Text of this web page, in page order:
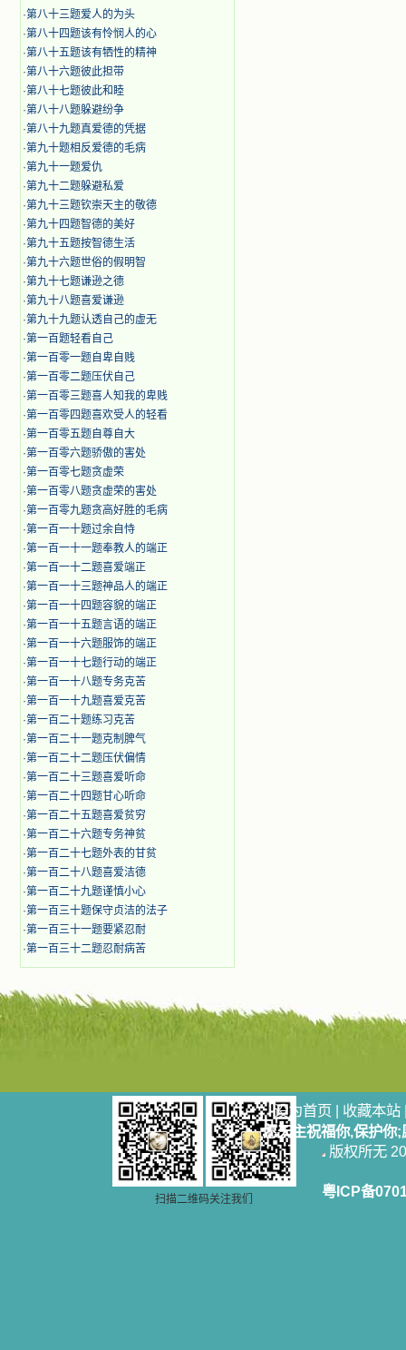
·第八十三题爱人的为头
·第八十四题该有怜悯人的心
·第八十五题该有牺性的精神
·第八十六题彼此担带
·第八十七题彼此和睦
·第八十八题躲避纷争
·第八十九题真爱德的凭据
·第九十题相反爱德的毛病
·第九十一题爱仇
·第九十二题躲避私爱
·第九十三题钦崇天主的敬德
·第九十四题智德的美好
·第九十五题按智德生活
·第九十六题世俗的假明智
·第九十七题谦逊之德
·第九十八题喜爱谦逊
·第九十九题认透自己的虚无
·第一百题轻看自己
·第一百零一题自卑自贱
·第一百零二题压伏自己
·第一百零三题喜人知我的卑贱
·第一百零四题喜欢受人的轻看
·第一百零五题自尊自大
·第一百零六题骄傲的害处
·第一百零七题贪虚荣
·第一百零八题贪虚荣的害处
·第一百零九题贪高好胜的毛病
·第一百一十题过余自恃
·第一百一十一题奉教人的端正
·第一百一十二题喜爱端正
·第一百一十三题神品人的端正
·第一百一十四题容貌的端正
·第一百一十五题言语的端正
·第一百一十六题服饰的端正
·第一百一十七题行动的端正
·第一百一十八题专务克苦
·第一百一十九题喜爱克苦
·第一百二十题练习克苦
·第一百二十一题克制脾气
·第一百二十二题压伏偏情
·第一百二十三题喜爱听命
·第一百二十四题甘心听命
·第一百二十五题喜爱贫穷
·第一百二十六题专务神贫
·第一百二十七题外表的甘贫
·第一百二十八题喜爱洁德
·第一百二十九题谨慎小心
·第一百三十题保守贞洁的法子
·第一百三十一题要紧忍耐
·第一百三十二题忍耐病苦
扫描二维码关注我们
设为首页 | 收藏本站
愿天主祝福你,保护你
版权所无
粤ICP备